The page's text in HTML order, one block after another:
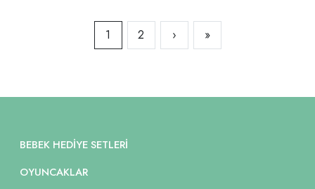
1 2 › »
BEBEK HEDIYE SETLERI
OYUNCAKLAR